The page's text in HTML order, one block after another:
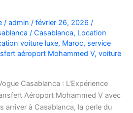
/ admin / février 26, 2026 /
/ Casablanca, Location
voiture luxe, Maroc, service
aéroport Mohammed V, voiture
Casablanca : L’Expérience
Aéroport Mohammed V avec
arriver à Casablanca, la perle du